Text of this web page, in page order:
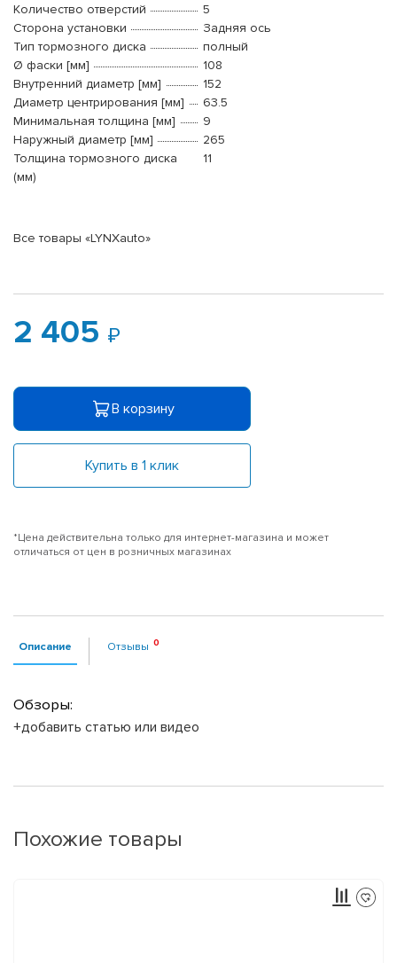
Количество отверстий
5
Сторона установки
Задняя ось
Тип тормозного диска
полный
Ø фаски [мм]
108
Внутренний диаметр [мм]
152
Диаметр центрирования [мм]
63.5
Минимальная толщина [мм]
9
Наружный диаметр [мм]
265
Толщина тормозного диска
(мм)
11
Все товары «LYNXauto»
2 405
В корзину
Купить в 1 клик
*Цена действительна только для интернет-магазина и может
отличаться от цен в розничных магазинах
Описание Отзывы
Обзоры:
+добавить статью или видео
Похожие товары